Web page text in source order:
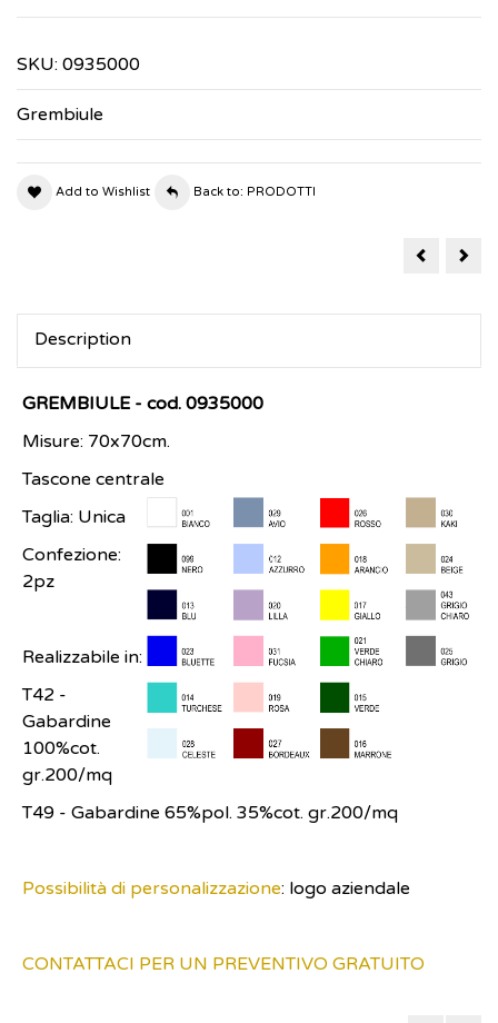
SKU: 0935000
Grembiule
Add to Wishlist Back to: PRODOTTI
BERMUDA
Description
GREMBIULE - cod. 0935000
Misure: 70x70cm.
Tascone centrale
Taglia: Unica
Confezione:
2pz
Realizzabile in:
T42 -
Gabardine
100%cot.
gr.200/mq
T49 - Gabardine 65%pol. 35%cot. gr.200/mq
Possibilità di personalizzazione: logo aziendale
CONTATTACI PER UN PREVENTIVO GRATUITO